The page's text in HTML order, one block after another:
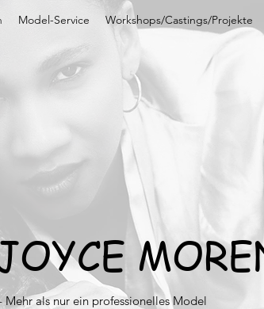
Model-Service Workshops/Castings/Projekte
Mehr als nur ein professionelles Model